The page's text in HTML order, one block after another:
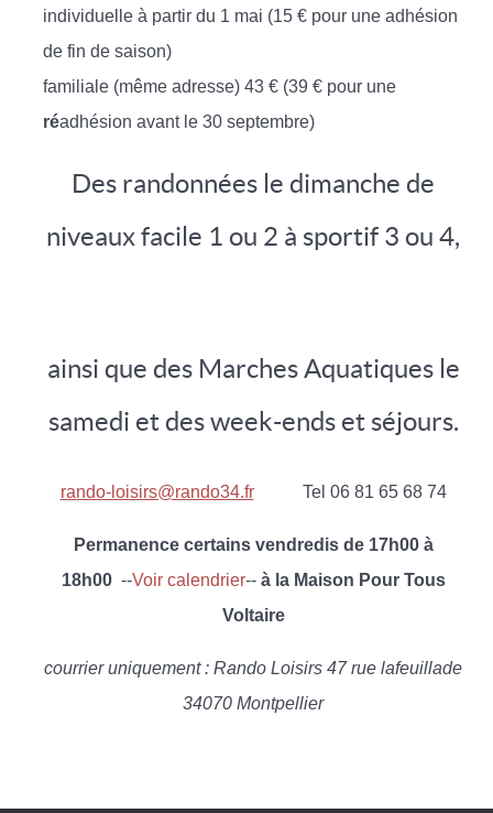
individuelle à partir du 1 mai (15 € pour une adhésion
de fin de saison)
familiale (même adresse) 43 € (39 € pour une
réadhésion avant le 30 septembre)
Des randonnées le dimanche de
niveaux facile 1 ou 2 à sportif 3 ou 4,
ainsi que des Marches Aquatiques le
samedi et des week-ends et séjours.
rando-loisirs@rando34.frTel 06 81 65 68 74
Permanence certains vendredis de 17h00 à
18h00 --Voir calendrier--à la Maison Pour Tous
Voltaire
courrier uniquement : Rando Loisirs 47 rue lafeuillade
34070 Montpellier